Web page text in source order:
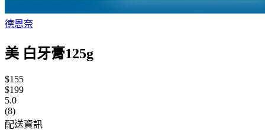
德恩奈
美 白牙膏125g
$155
$199
5.0
(8)
配送資訊